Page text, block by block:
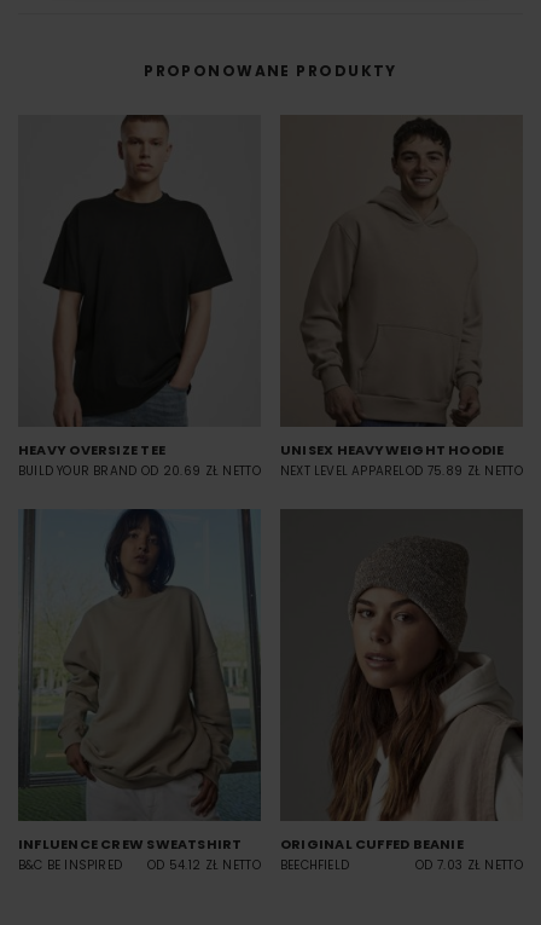
PROPONOWANE PRODUKTY
HEAVY OVERSIZE TEE
BUILD YOUR BRAND OD 20.69 ZŁ NETTO
UNISEX HEAVYWEIGHT HOODIE
NEXT LEVEL APPARELOD 75.89 ZŁ NETTO
INFLUENCE CREW SWEATSHIRT
B&C BE INSPIRED OD 54.12 ZŁ NETTO
ORIGINAL CUFFED BEANIE
BEECHFIELD OD 7.03 ZŁ NETTO